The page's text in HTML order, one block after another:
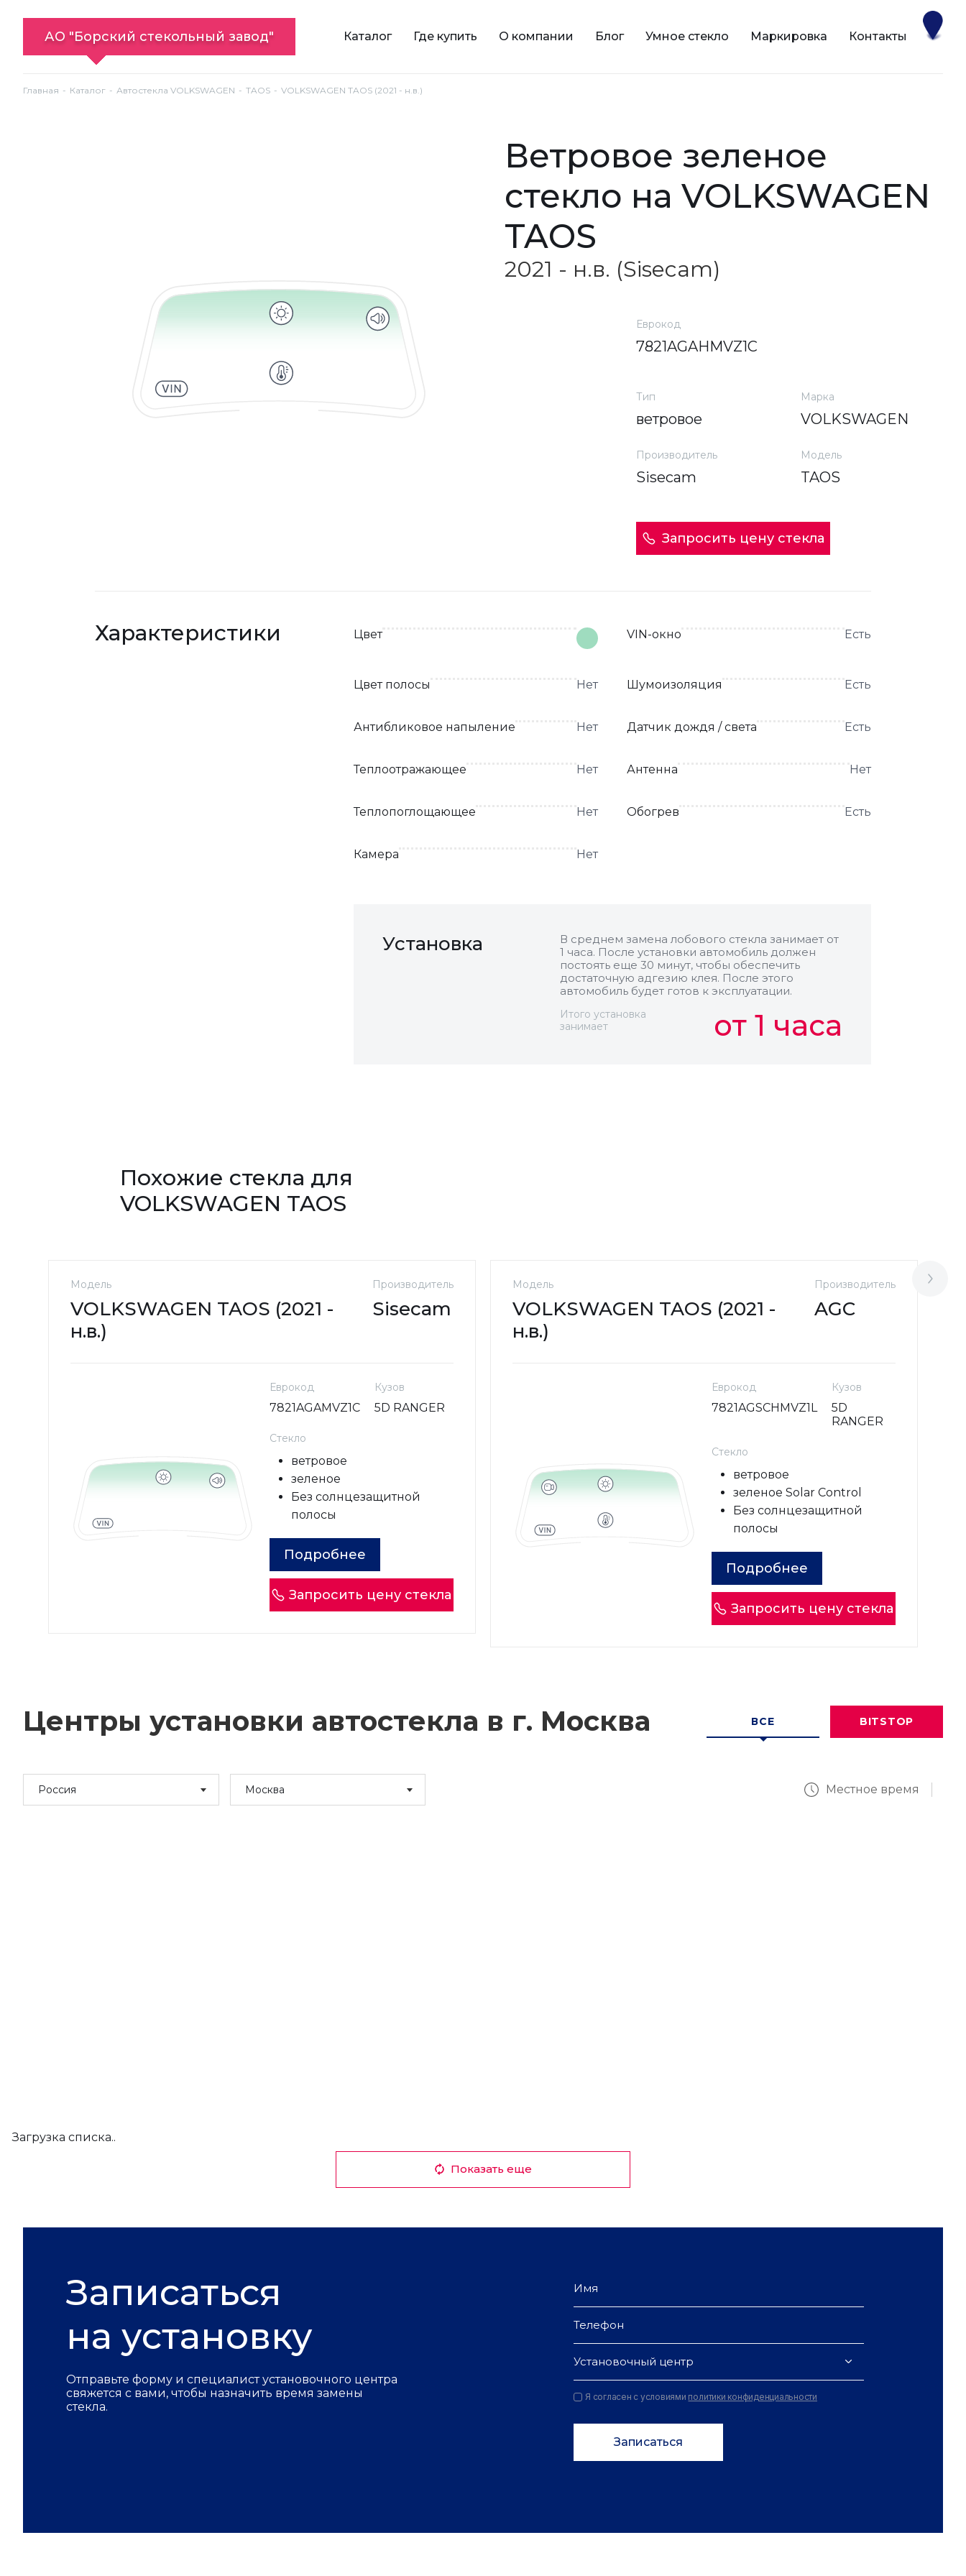
АО "Борский стекольный завод" Каталог Где купить О компании Блог Умное стекло Маркировка Контакты
Главная Каталог Автостекла VOLKSWAGEN TAOS VOLKSWAGEN TAOS (2021 - н.в.)
ветровое зеленое
стекло на VOLKSWAGEN
TAOS
2021 - н.в. (Sisecam)
Еврокод
7821AGAHMVZ1C
Тип
ветровое
Марка
VOLKSWAGEN
Производитель
Sisecam
Модель
TAOS
Запросить цену стекла
Характеристики Цвет VIN-окно Есть
Цвет полосы Нет Шумоизоляция Есть
Антибликовое напыление Нет Датчик дождя / света Есть
Теплоотражающее Нет Антенна Нет
Теплопоглощающее Нет Обогрев Есть
Камера Нет
Установка
В среднем замена лобового стекла занимает от
1 часа. После установки автомобиль должен
постоять еще 30 минут, чтобы обеспечить
достаточную адгезию клея. После этого
автомобиль будет готов к эксплуатации.
Итого установка
занимает
от 1 часа
Похожие стекла для
VOLKSWAGEN TAOS
Модель
VOLKSWAGEN TAOS (2021 -
н.в.)
Производитель
Sisecam
Еврокод
7821AGAMVZ1C
Кузов
5D RANGER
Стекло
ветровое
зеленое
Без солнцезащитной
полосы
Подробнее
Запросить цену стекла
Модель
VOLKSWAGEN TAOS (2021 -
н.в.)
Производитель
AGC
Еврокод
7821AGSCHMVZ1L
Кузов
5D
RANGER
Стекло
ветровое
зеленое Solar Control
Без солнцезащитной
полосы
Подробнее
Запросить цену стекла
Центры установки автостекла в г. Москва ВСЕ BITSTOP
Россия Москва Местное время
Загрузка списка..
Показать еще
Записаться
на установку
Отправьте форму и специалист установочного центра
свяжется с вами, чтобы назначить время замены
стекла.
Установочный центр
Я согласен с условиями политики конфиденциальности
Записаться